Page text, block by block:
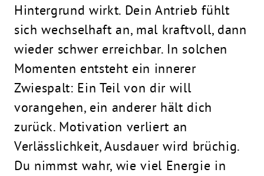
Hintergrund wirkt. Dein Antrieb fühlt
sich wechselhaft an, mal kraftvoll, dann
wieder schwer erreichbar. In solchen
Momenten entsteht ein innerer
Zwiespalt: Ein Teil von dir will
vorangehen, ein anderer hält dich
zurück. Motivation verliert an
Verlässlichkeit, Ausdauer wird brüchig.
Du nimmst wahr, wie viel Energie in